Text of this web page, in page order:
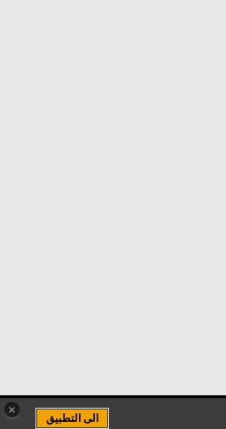
×
الى التطبيق